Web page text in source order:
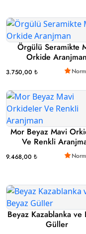
Örgülü Seramikte
Orkide Aranjman
3.750,00 ₺
Mor Beyaz Mavi
Ve Renkli
9.468,00 ₺
Beyaz Kazablanka ve
Güller